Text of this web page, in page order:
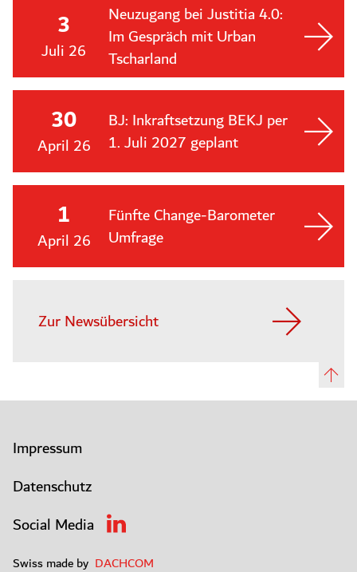
3
Juli 26
Neuzugang bei Justitia 4.0:
Im Gespräch mit Urban
Tscharland
30
April 26
BJ: Inkraftsetzung BEKJ per
1. Juli 2027 geplant
1
April 26
Fünfte Change-Barometer
Umfrage
Zur Newsübersicht
Impressum
Datenschutz
Social Media
Swiss made by DACHCOM